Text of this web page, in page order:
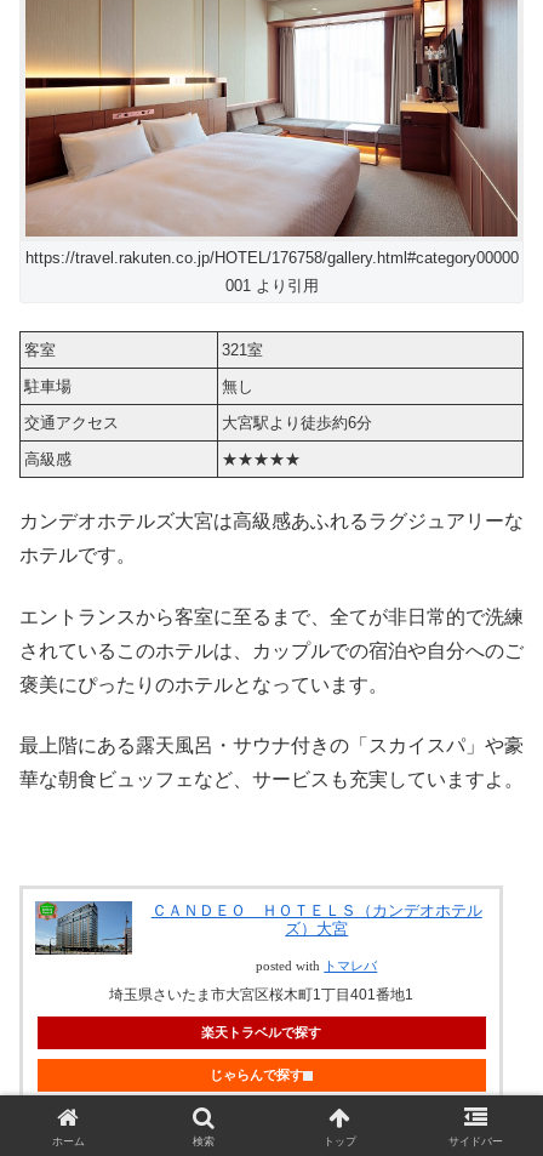
https://travel.rakuten.co.jp/HOTEL/176758/gallery.html#category00000
001 より引用
客室
321室
駐車場
無し
交通アクセス
大宮駅より徒歩約6分
高級感
★★★★★
カンデオホテルズ大宮は高級感あふれるラグジュアリーな
ホテルです。
エントランスから客室に至るまで、全てが非日常的で洗練
されているこのホテルは、カップルでの宿泊や自分へのご
褒美にぴったりのホテルとなっています。
最上階にある露天風呂・サウナ付きの「スカイスパ」や豪
華な朝食ビュッフェなど、サービスも充実していますよ。
ＣＡＮＤＥＯ ＨＯＴＥＬＳ（カンデオホテル
ズ）大宮
posted with トマレバ
埼玉県さいたま市大宮区桜木町1丁目401番地1
楽天トラベルで探す
じゃらんで探す
ホーム 検索 トップ サイドバー